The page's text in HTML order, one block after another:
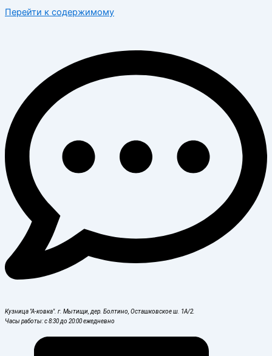
Перейти к содержимому
Кузница "А-ковка". г. Мытищи, дер. Болтино, Осташковское ш. 1А/2.
Часы работы: с 8:30 до 20:00 ежедневно